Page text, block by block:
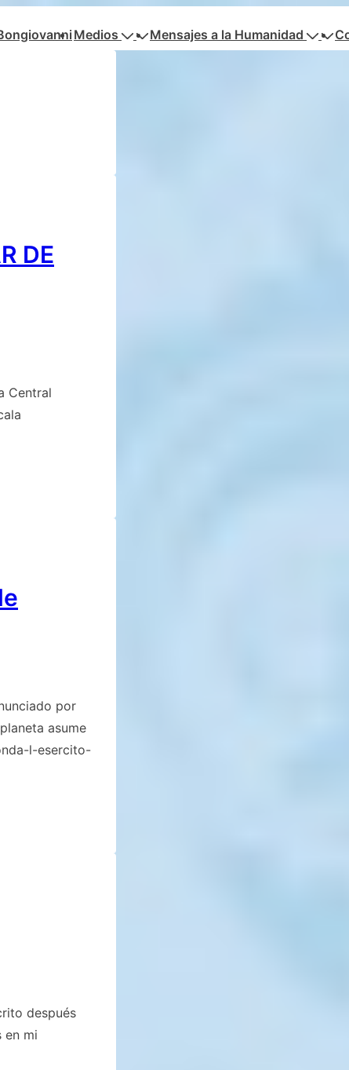
Medios Mensajes a la Humanidad
DE
Central
por
asume
l-esercito-
después
en mi